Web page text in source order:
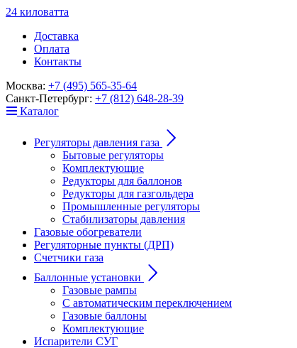
24 киловатта
Доставка
Оплата
Контакты
Москва: +7 (495) 565-35-64
Санкт-Петербург: +7 (812) 648-28-39
Каталог
Регуляторы давления газа
Бытовые регуляторы
Комплектующие
Редукторы для баллонов
Редукторы для газгольдера
Промышленные регуляторы
Стабилизаторы давления
Газовые обогреватели
Регуляторные пункты (ДРП)
Счетчики газа
Баллонные установки
Газовые рампы
С автоматическим переключением
Газовые баллоны
Комплектующие
Испарители СУГ